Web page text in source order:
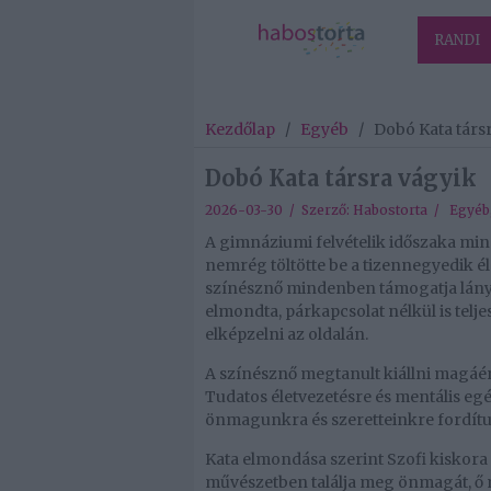
RANDI
Kezdőlap / Egyéb / Dobó Kata
Dobó Kata társra vágyik
2026-03-30 / Szerző: Habostorta / Egyéb
A gimnáziumi felvételik időszaka
nemrég töltötte be a tizennegyedik
színésznő mindenben támogatja
elmondta, párkapcsolat nélkül is
elképzelni az oldalán.
A színésznő megtanult kiállni
Tudatos életvezetésre és mentális
önmagunkra és szeretteinkre
Kata elmondása szerint Szofi
művészetben találja meg önmagát,